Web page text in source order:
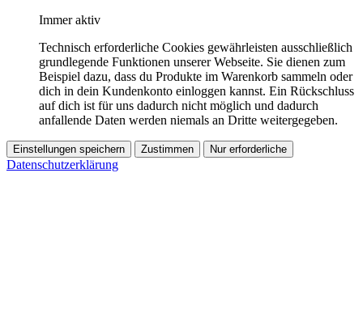
Immer aktiv
Technisch erforderliche Cookies gewährleisten ausschließlich
grundlegende Funktionen unserer Webseite. Sie dienen zum
Beispiel dazu, dass du Produkte im Warenkorb sammeln oder
dich in dein Kundenkonto einloggen kannst. Ein Rückschluss
auf dich ist für uns dadurch nicht möglich und dadurch
anfallende Daten werden niemals an Dritte weitergegeben.
Einstellungen speichern Zustimmen Nur erforderliche
Datenschutzerklärung